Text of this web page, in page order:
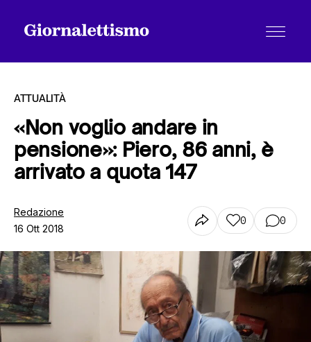
Tutti gli articoli
Chi siamo
Contatti
ATTUALITÀ
«Non voglio andare in
pensione»: Piero, 86 anni, è
arrivato a quota 147
Redazione
16 Ott 2018
0 0